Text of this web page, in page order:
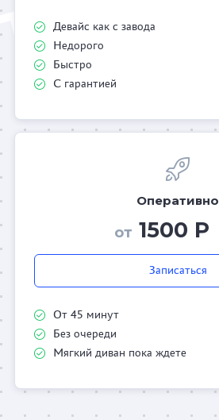
Девайс как с завода
Недорого
Быстро
С гарантией
Оперативно
от 1500 Р
Записаться
От 45 минут
Без очереди
Мягкий диван пока ждете